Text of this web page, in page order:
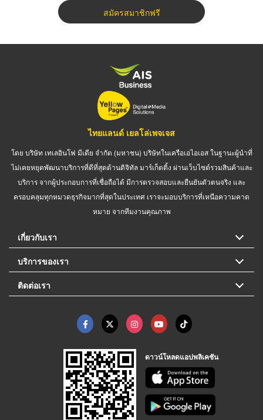
สมัครสมาชิกฟรี
ไทยแลนด์ เยลโล่เพจเจส
โดย บริษัท เทเลอินโฟ มีเดีย จำกัด (มหาชน) บริษัทในเครือเอไอเอส ในฐานะผู้นำที่
ไม่เคยหยุดพัฒนาบริการที่ดีที่สุดด้านดิจิทัล มาร์เก็ตติ้ง ผ่านเว็บไซต์รวมสินค้าและ
บริการ จากผู้ประกอบการที่เชื่อถือได้ มีการตรวจสอบและยืนยันตัวตนจริง และ
ครอบคลุมทุกหมวดธุรกิจมากที่สุดในประเทศ เราจะมอบบริการที่เหนือความคาด
หมาย จากทีมงานคุณภาพ
เกี่ยวกับเรา
บริการของเรา
ติดต่อเรา
ดาวน์โหลดแอปพลิเคชัน